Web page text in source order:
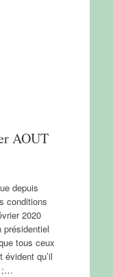
AOUT
depuis
conditions
2020
présidentiel
tous ceux
évident qu’il
;…